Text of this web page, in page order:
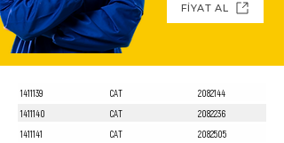
FİYAT AL
1411139 CAT
2082144
1411140
CAT
2082236
1411141
CAT
2082505